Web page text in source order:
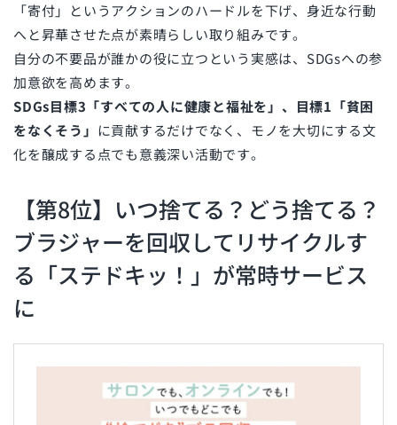
「寄付」というアクションのハードルを下げ、身近な行動
へと昇華させた点が素晴らしい取り組みです。
自分の不要品が誰かの役に立つという実感は、SDGsへの参
加意欲を高めます。
SDGs目標3「すべての人に健康と福祉を」、目標1「貧困
をなくそう」 に貢献するだけでなく、モノを大切にする文
化を醸成する点でも意義深い活動です。
【第8位】いつ捨てる？どう捨てる？
ブラジャーを回収してリサイクルす
る「ステドキッ！」が常時サービス
に